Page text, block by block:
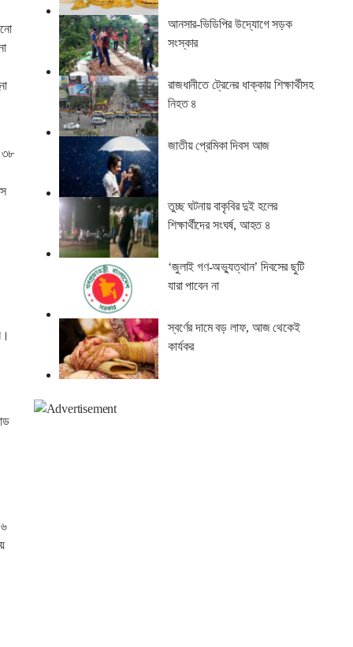
৩৮
আনসার-ভিডিপির উদ্যোগে সড়ক
সংস্কার
রাজধানীতে ট্রেনের ধাক্কায় শিক্ষার্থীসহ
নিহত ৪
জাতীয় প্রেমিকা দিবস আজ
তুচ্ছ ঘটনায় বাকৃবির দুই হলের
শিক্ষার্থীদের সংঘর্ষ, আহত ৪
‘জুলাই গণ-অভ্যুত্থান’ দিবসের ছুটি
যারা পাবেন না
স্বর্ণের দামে বড় লাফ, আজ থেকেই
কার্যকর